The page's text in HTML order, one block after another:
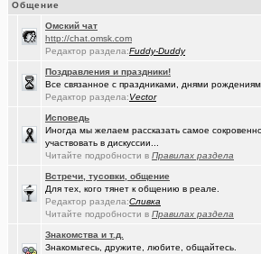
!(5555)
Где купить ?(Alex4114) +1
.,.(DEMON) +9
Brugmann,VEKA,Gealan - надёжные Балконы
Добро пожаловать! Принципы общения на
Цифровое телевидение в Омске(омич)
Песни об Омске(омич) +234
Погода в Омске / Прогноз погоды в Омске
Общение
Oмский чат
http://chat.omsk.com
Редактор раздела:Fuddy-Duddy
Поздравления и праздники!
Все связанное с праздниками, днями
Редактор раздела:Vector
Исповедь
Иногда мы желаем рассказать самое
участвовать в дискуссии...
Читайте подробности в Правилах раздела
Встречи, тусовки, общение
Для тех, кого тянет к общению в реале.
Редактор раздела:Сливка
Читайте подробности в Правилах раздела
Знакомства и т.д.
Знакомьтесь, дружите, любите, общайтесь.